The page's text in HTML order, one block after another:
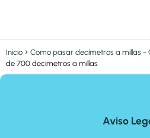
Inicio Como pasar decímetros a millas -
de 700 decimetros a millas
Aviso